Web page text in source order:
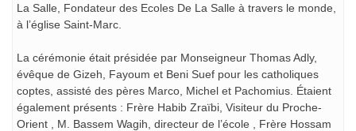
La Salle, Fondateur des Ecoles De La Salle à travers le monde,
à l’église Saint-Marc.
La cérémonie était présidée par Monseigneur Thomas Adly,
évêque de Gizeh, Fayoum et Beni Suef pour les catholiques
coptes, assisté des pères Marco, Michel et Pachomius. Étaient
également présents : Frère Habib Zraïbi, Visiteur du Proche-
Orient , M. Bassem Wagih, directeur de l’école , Frère Hossam